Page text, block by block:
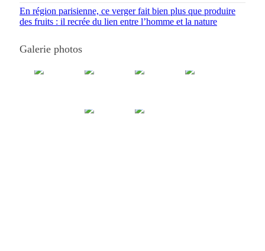
En région parisienne, ce verger fait bien plus que produire
des fruits : il recrée du lien entre l’homme et la nature
Galerie photos